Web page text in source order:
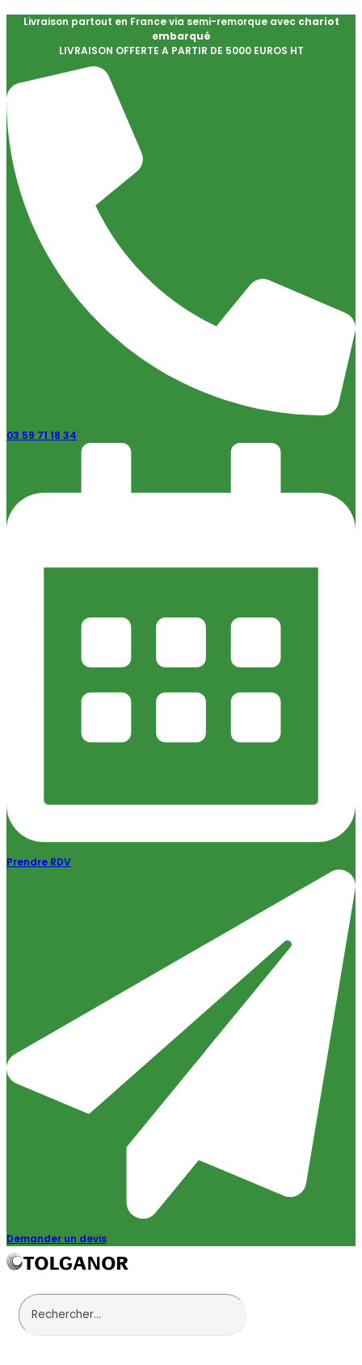
Livraison partout en France via semi-remorque avec chariot
embarqué
LIVRAISON OFFERTE A PARTIR DE 5000 EUROS HT
03 59 71 18 34
Prendre RDV
Demander un devis